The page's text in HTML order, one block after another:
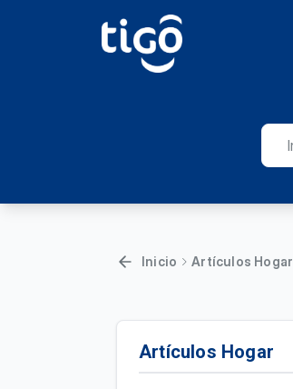
Inicio Artículos Hogar
Artículos Hogar